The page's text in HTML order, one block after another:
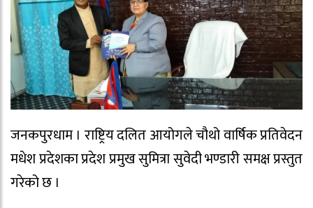
जनकपुरधाम । राष्ट्रिय दलित आयोगले चौथो वार्षिक प्रतिवेदन
मधेश प्रदेशका प्रदेश प्रमुख सुमित्रा सुवेदी भण्डारी समक्ष प्रस्तुत
गरेको छ ।